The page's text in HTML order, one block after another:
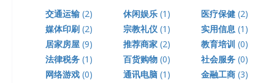
交通运输 (2) 休闲娱乐 (1) 医疗保健 (2)
媒体印刷 (2) 宗教礼仪 (1) 实用信息 (1)
居家房屋 (9) 推荐商家 (2) 教育培训 (0)
法律税务 (1) 百货购物 (0) 社会服务 (0)
网络游戏 (0) 通讯电脑 (1) 金融工商 (3)